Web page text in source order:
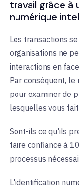
travail grâce à
numérique
Les transactions
organisations ne
interactions en
Par conséquent, le
pour examiner de
lesquelles vous
Sont-ils ce qu'ils
faire confiance à
processus
L'identification